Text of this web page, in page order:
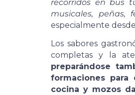
recorridos en bus
musicales, peñas,
especialmente
Los sabores
completas y la
preparándose
formaciones
cocina y mozos